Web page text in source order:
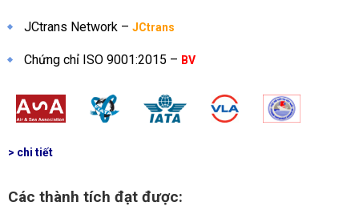
JCtrans Network – JCtrans
Chứng chỉ ISO 9001:2015 – BV
> chi tiết
Các thành tích đạt được: